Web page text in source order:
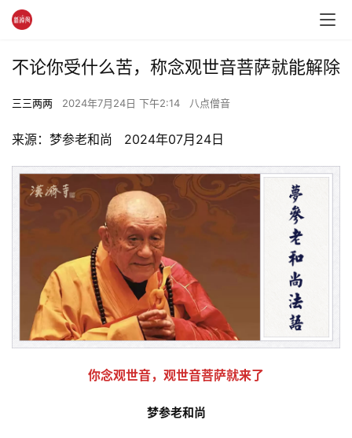
不论你受什么苦，称念观世音菩萨就能解除
三三两两 2024年7月24日 下午2:14 八点僧音
来源：梦参老和尚   2024年07月24日
你念观世音，观世音菩萨就来了
梦参老和尚